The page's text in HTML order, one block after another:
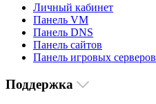
Личный кабинет
Панель VM
Панель DNS
Панель сайтов
Панель игровых серверов
Поддержка